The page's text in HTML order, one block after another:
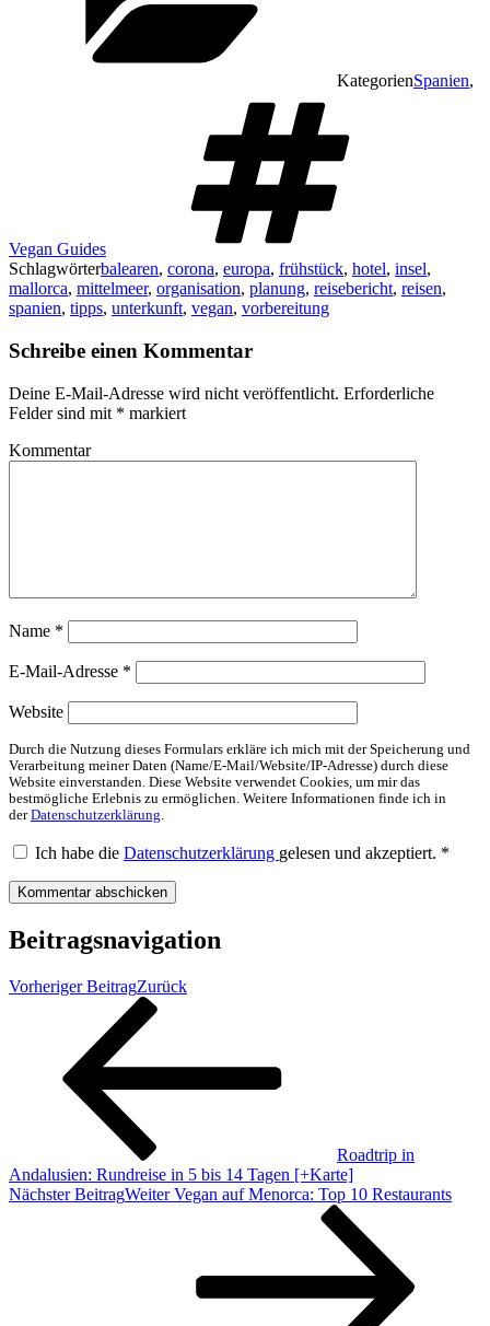
KategorienSpanien,
Vegan Guides
Schlagwörterbalearen, corona, europa, frühstück, hotel, insel,
mallorca, mittelmeer, organisation, planung, reisebericht, reisen,
spanien, tipps, unterkunft, vegan, vorbereitung
Schreibe einen Kommentar
Deine E-Mail-Adresse wird nicht veröffentlicht. Erforderliche
Felder sind mit * markiert
Kommentar
Name *
E-Mail-Adresse *
Website
Durch die Nutzung dieses Formulars erkläre ich mich mit der Speicherung und
Verarbeitung meiner Daten (Name/E-Mail/Website/IP-Adresse) durch diese
Website einverstanden. Diese Website verwendet Cookies, um mir das
bestmögliche Erlebnis zu ermöglichen. Weitere Informationen finde ich in
derDatenschutzerklärung
Ich habe die Datenschutzerklärung gelesen und akzeptiert. *
Beitragsnavigation
Vorheriger BeitragZurück
Roadtrip in
Andalusien: Rundreise in 5 bis 14 Tagen [+Karte]
Nächster BeitragWeiter Vegan auf Menorca: Top 10 Restaurants